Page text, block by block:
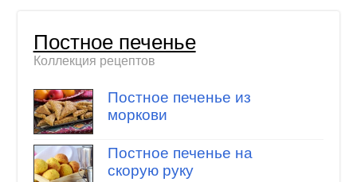
Постное печенье
Коллекция рецептов
Постное печенье из
моркови
Постное печенье на
скорую руку